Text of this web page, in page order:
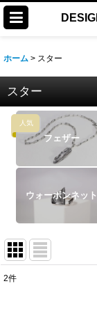
ホーム > スター
スター
人気
フェザー
ウォーボンネット
2件